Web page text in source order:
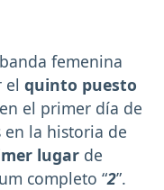
femenina
el quinto puesto
el primer día de
la historia de
lugar de
completo “2”.